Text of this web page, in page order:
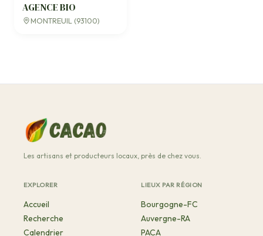
AGENCE BIO
MONTREUIL (93100)
Les artisans et producteurs locaux, près de chez vous.
EXPLORER
Accueil
Recherche
Calendrier
LIEUX PAR RÉGION
Bourgogne-FC
Auvergne-RA
PACA